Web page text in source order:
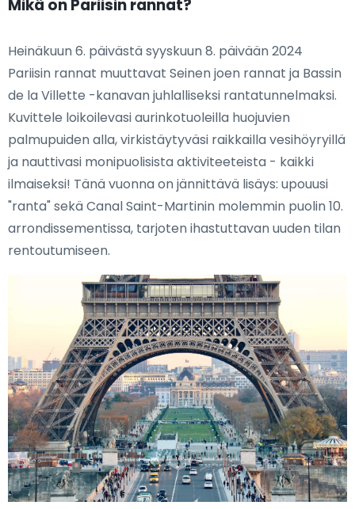
Mikä on Pariisin rannat?
Heinäkuun 6. päivästä syyskuun 8. päivään 2024
Pariisin rannat muuttavat Seinen joen rannat ja Bassin
de la Villette -kanavan juhlalliseksi rantatunnelmaksi.
Kuvittele loikoilevasi aurinkotuoleilla huojuvien
palmupuiden alla, virkistäytyväsi raikkailla vesihöyryillä
ja nauttivasi monipuolisista aktiviteeteista - kaikki
ilmaiseksi! Tänä vuonna on jännittävä lisäys: upouusi
"ranta" sekä Canal Saint-Martinin molemmin puolin 10.
arrondissementissa, tarjoten ihastuttavan uuden tilan
rentoutumiseen.